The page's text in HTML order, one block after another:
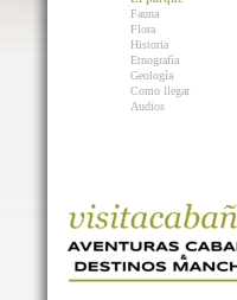
Fauna
Flora
Historia
Etnografía
Geología
Como llegar
Audios